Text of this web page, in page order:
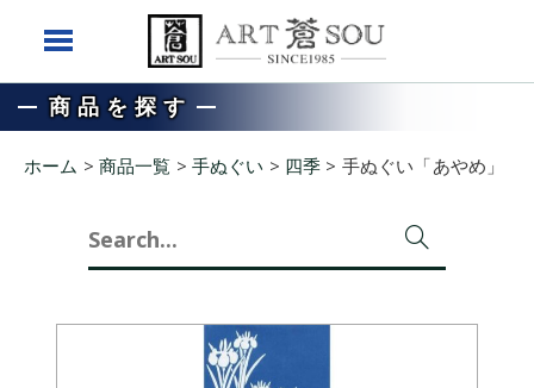
商品を探す
ホーム > 商品一覧 > 手ぬぐい > 四季 > 手ぬぐい「あやめ」
Search